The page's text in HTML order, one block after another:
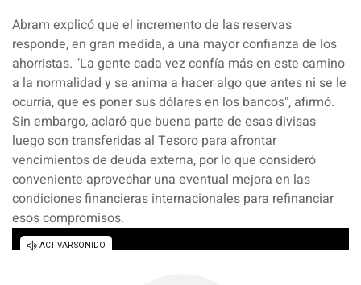
Abram explicó que el incremento de las reservas
responde, en gran medida, a una mayor confianza de los
ahorristas. "La gente cada vez confía más en este camino
a la normalidad y se anima a hacer algo que antes ni se le
ocurría, que es poner sus dólares en los bancos", afirmó.
Sin embargo, aclaró que buena parte de esas divisas
luego son transferidas al Tesoro para afrontar
vencimientos de deuda externa, por lo que consideró
conveniente aprovechar una eventual mejora en las
condiciones financieras internacionales para refinanciar
esos compromisos.